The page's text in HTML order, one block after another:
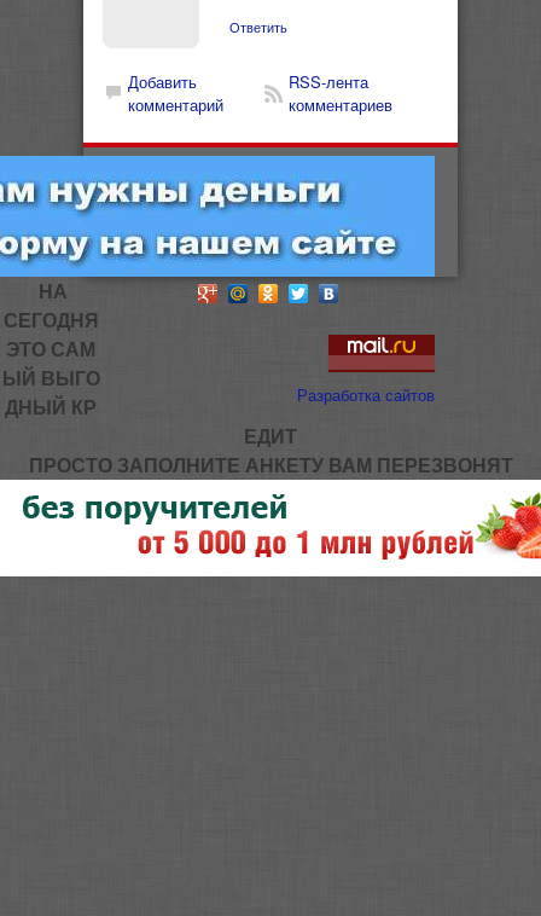
Ответить
Добавить
комментарий
RSS-лента
комментариев
Разработка сайтов
НА
СЕГОДНЯ
ЭТО САМ
ЫЙ ВЫГО
ДНЫЙ КР
ЕДИТ
ПРОСТО ЗАПОЛНИТЕ АНКЕТУ ВАМ ПЕРЕЗВОНЯТ